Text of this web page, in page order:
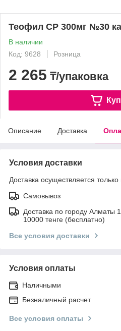
Теофил СР 300мг №30
В наличии
Код: 9628
Розница
2 265 ₸/упаковка
Описание Доставка
Условия доставки
Доставка осуществляется
Самовывоз
Доставка по городу Алматы
10000 тенге (бесплатно)
Все условия доставки
Условия оплаты
Наличными
Безналичный расчет
Все условия оплаты